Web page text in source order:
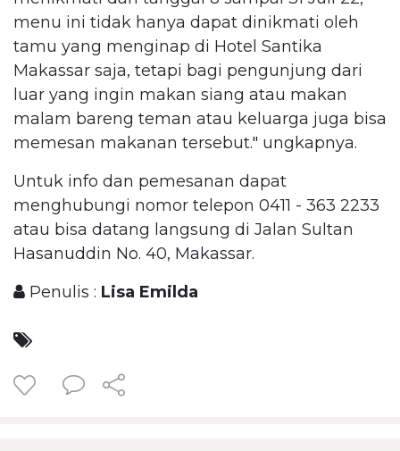
menu ini tidak hanya dapat dinikmati oleh
tamu yang menginap di Hotel Santika
Makassar saja, tetapi bagi pengunjung dari
luar yang ingin makan siang atau makan
malam bareng teman atau keluarga juga bisa
memesan makanan tersebut." ungkapnya.
Untuk info dan pemesanan dapat
menghubungi nomor telepon 0411 - 363 2233
atau bisa datang langsung di Jalan Sultan
Hasanuddin No. 40, Makassar.
Penulis : Lisa Emilda